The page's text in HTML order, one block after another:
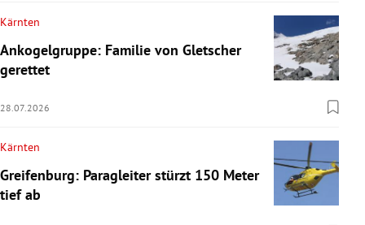
Kärnten
Ankogelgruppe: Familie von Gletscher
gerettet
28.07.2026
Kärnten
Greifenburg: Paragleiter stürzt 150 Meter
tief ab